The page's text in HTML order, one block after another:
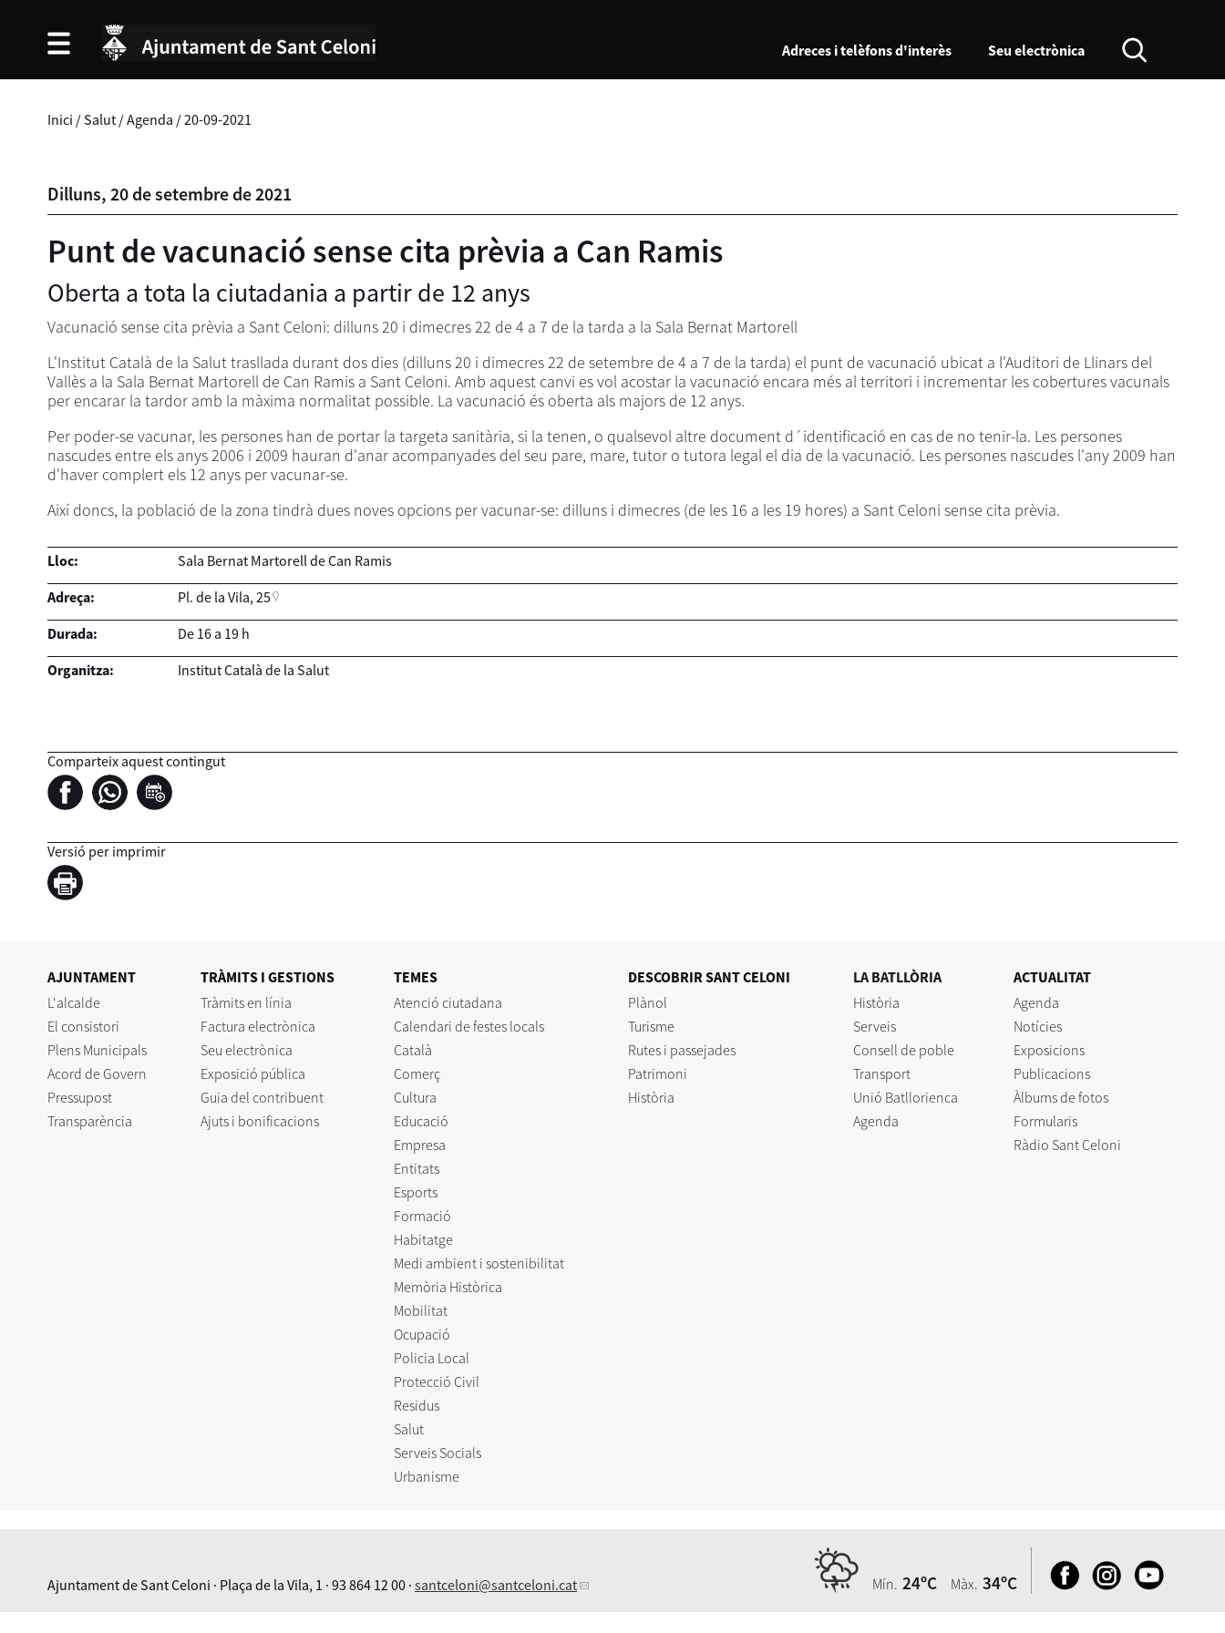
Adreces i telèfons d'interès Seu electrònica
Inici / Salut /Agenda /20-09-2021
Dilluns, 20 desetembre de2021
Punt de vacunació sense cita prèvia a Can Ramis
Oberta a tota la ciutadania a partir de 12 anys
Vacunació sense cita prèvia a Sant Celoni: dilluns 20 i dimecres 22 de 4 a 7 de la tarda a la Sala Bernat Martorell
L'Institut Català de la Salut trasllada durant dos dies (dilluns 20 i dimecres 22 de setembre de 4 a 7 de la tarda) el punt de vacunació ubicat a l'Auditori de Llinars del
Vallès a la Sala Bernat Martorell de Can Ramis a Sant Celoni. Amb aquest canvi es vol acostar la vacunació encara més al territori i incrementar les cobertures vacunals
per encarar la tardor amb la màxima normalitat possible. La vacunació és oberta als majors de 12 anys.
Per poder-se vacunar, les persones han de portar la targeta sanitària, si la tenen, o qualsevol altre document d´identificació en cas de no tenir-la. Les persones
nascudes entre els anys 2006 i 2009 hauran d'anar acompanyades del seu pare, mare, tutor o tutora legal el dia de la vacunació. Les persones nascudes l'any 2009 han
d'haver complert els 12 anys per vacunar-se.
Així doncs, la població de la zona tindrà dues noves opcions per vacunar-se: dilluns i dimecres (de les 16 a les 19 hores) a Sant Celoni sense cita prèvia.
Lloc:
Sala Bernat Martorell de Can Ramis
Adreça:
Pl. de la Vila, 25
Durada:
De 16 a 19 h
Organitza:
Institut Català de la Salut
Comparteix aquest contingut
Versió per imprimir
AJUNTAMENT
L'alcalde
El consistori
Plens Municipals
Acord de Govern
Pressupost
Transparència
TRÀMITS I GESTIONS
Tràmits en línia
Factura electrònica
Seu electrònica
Exposició pública
Guia del contribuent
Ajuts i bonificacions
TEMES
Atenció ciutadana
Calendari de festes locals
Català
Comerç
Cultura
Educació
Empresa
Entitats
Esports
Formació
Habitatge
Medi ambient i sostenibilitat
Memòria Històrica
Mobilitat
Ocupació
Policia Local
Protecció Civil
Residus
Salut
Serveis Socials
Urbanisme
DESCOBRIR SANT CELONI
Plànol
Turisme
Rutes i passejades
Patrimoni
Història
LA BATLLÒRIA
Història
Serveis
Consell de poble
Transport
Unió Batllorienca
Agenda
ACTUALITAT
Agenda
Notícies
Exposicions
Publicacions
Àlbums de fotos
Formularis
Ràdio Sant Celoni
Ajuntament de Sant Celoni · Plaça de la Vila, 1 · 93 864 12 00 · santceloni@santceloni.cat Mín. 24ºC Màx. 34ºC